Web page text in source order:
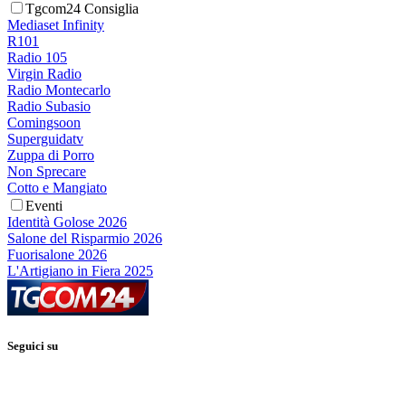
Tgcom24 Consiglia
Mediaset Infinity
R101
Radio 105
Virgin Radio
Radio Montecarlo
Radio Subasio
Comingsoon
Superguidatv
Zuppa di Porro
Non Sprecare
Cotto e Mangiato
Eventi
Identità Golose 2026
Salone del Risparmio 2026
Fuorisalone 2026
L'Artigiano in Fiera 2025
Seguici su